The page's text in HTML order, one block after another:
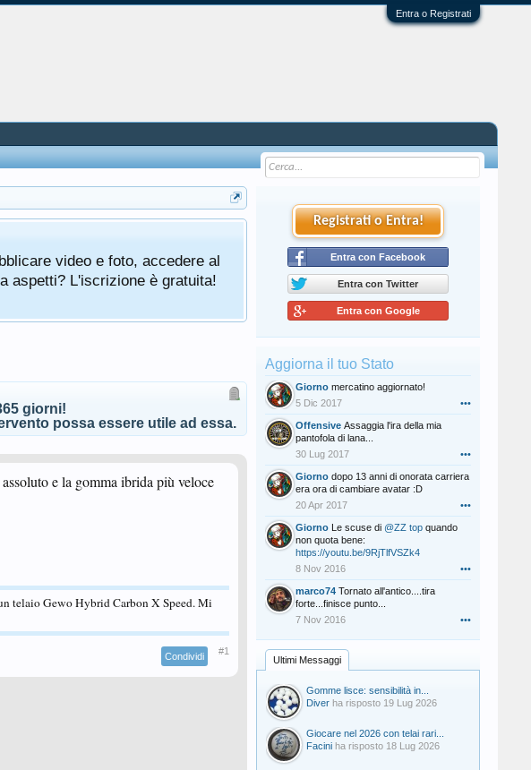
Entra o Registrati
video e foto, accedere al
aspetti? L'iscrizione è gratuita!
giorni!
possa essere utile ad essa.
e la gomma ibrida più veloce
telaio Gewo Hybrid Carbon X Speed. Mi
Condividi #1
Registrati o Entra!
Entra con Facebook
Entra con Twitter
Entra con Google
Aggiorna il tuo Stato
Giorno mercatino aggiornato!
5 Dic 2017
•••
Offensive Assaggia l'ira della mia
pantofola di lana...
30 Lug 2017
•••
Giorno dopo 13 anni di onorata carriera
era ora di cambiare avatar :D
20 Apr 2017
•••
Giorno Le scuse di @ZZ top quando
non quota bene:
https://youtu.be/9RjTlfVSZk4
8 Nov 2016
•••
marco74 Tornato all'antico....tira
forte...finisce punto...
7 Nov 2016
•••
Ultimi Messaggi
Gomme lisce: sensibilità in...
Diver ha risposto 19 Lug 2026
Giocare nel 2026 con telai rari...
Facini ha risposto 18 Lug 2026